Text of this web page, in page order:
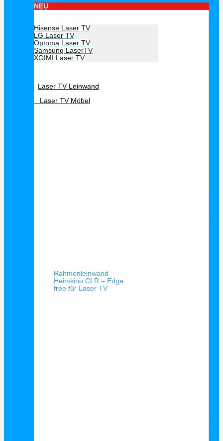
NEU
Hisense Laser TV
LG Laser TV
Optoma Laser TV
Samsung LaserTV
XGIMI Laser TV
Laser TV Leinwand
Laser TV Möbel
Rahmenleinwand
Heimkino CLR – Edge
free für Laser TV